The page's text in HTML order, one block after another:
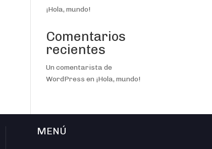
¡Hola, mundo!
Comentarios
recientes
Un comentarista de
WordPress en ¡Hola, mundo!
MENÚ